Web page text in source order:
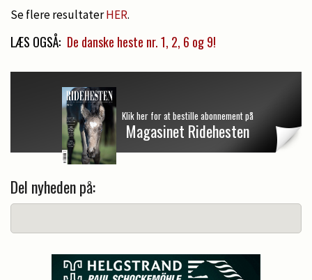
Se flere resultaterHER.
LÆS OGSÅ: De danske heste nr. 1, 2, 6 og 9!
Klik her for at bestille abonnement på
Magasinet Ridehesten
Del nyheden på: